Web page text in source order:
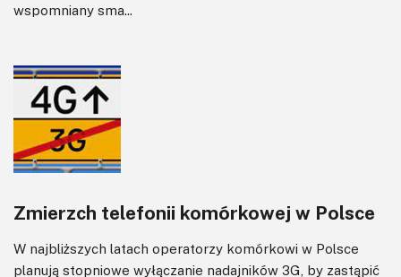
wspomniany sma...
Zmierzch telefonii komórkowej w Polsce
W najbliższych latach operatorzy komórkowi w Polsce
planują stopniowe wyłączanie nadajników 3G, by zastąpić